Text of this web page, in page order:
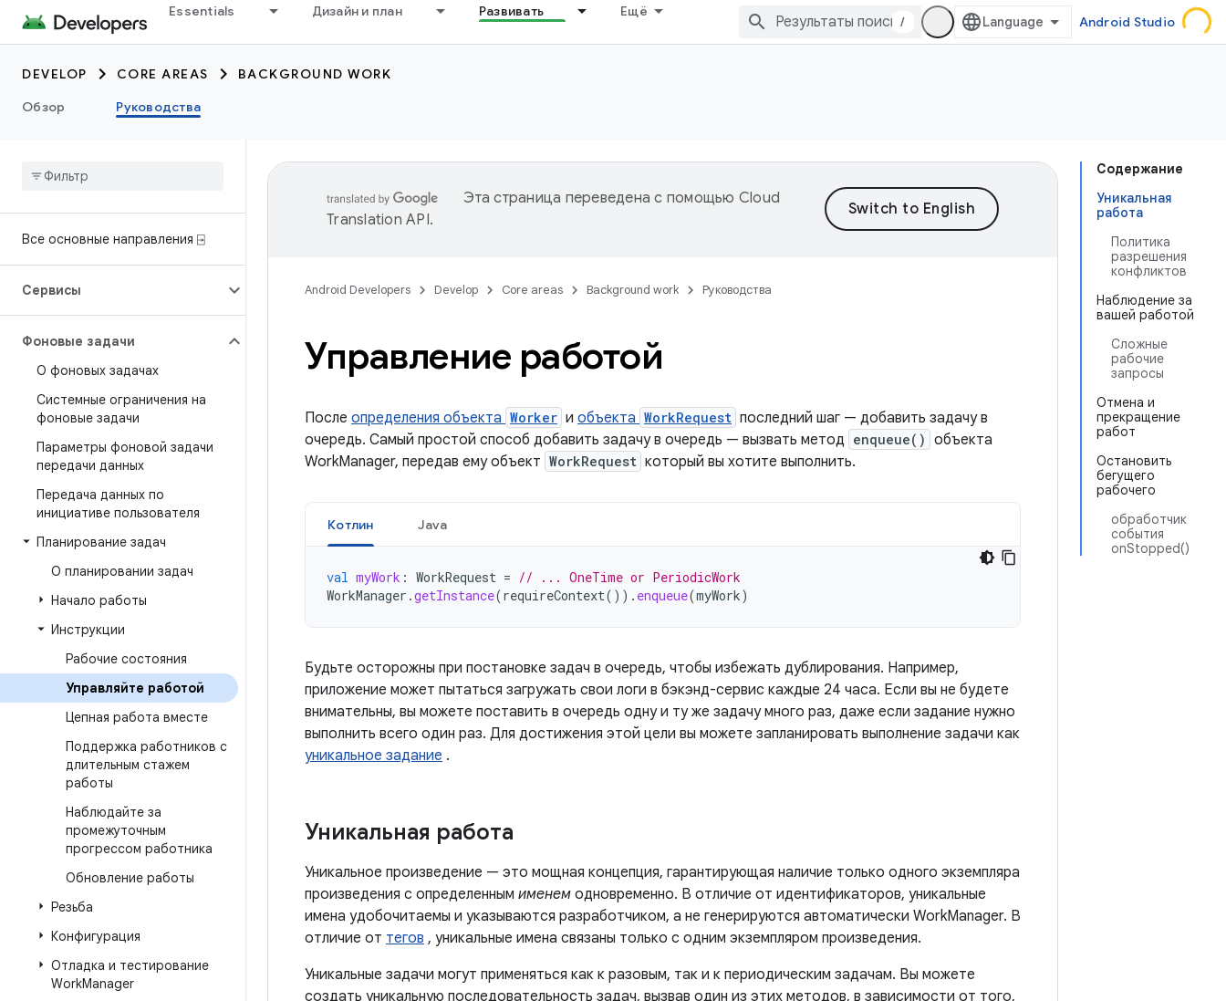
Essentials Дизайн и план Развивать Ещё
/ Android Studio
DEVELOP CORE AREAS
BACKGROUND WORK
Обзор
Руководства
Все основные направления ⍈
Сервисы
Фоновые задачи
О фоновых задачах
Системные ограничения на
фоновые задачи
Параметры фоновой задачи
передачи данных
Передача данных по
инициативе пользователя
Планирование задач
О планировании задач
Начало работы
Инструкции
Рабочие состояния
Управляйте работой
Цепная работа вместе
Поддержка работников с
длительным стажем
работы
Наблюдайте за
промежуточным
прогрессом работника
Обновление работы
Резьба
Конфигурация
Отладка и тестирование
WorkManager
Содержание
Уникальная
работа
Политика
разрешения
конфликтов
Наблюдение за
вашей работой
Сложные
рабочие
запросы
Отмена и
прекращение
работ
Остановить
бегущего
рабочего
обработчик
события
onStopped()
Эта страница переведена с помощью Cloud
Translation API.
Android Developers Develop Core areas Background work Руководства
Управление работой
После определения объекта Worker и объекта WorkRequest последний шаг — добавить задачу в
очередь. Самый простой способ добавить задачу в очередь — вызвать метод enqueue() объекта
WorkManager, передав ему объект WorkRequest который вы хотите выполнить.
Котлин Java
val myWork : WorkRequest = // ... OneTime or PeriodicWork
WorkManager .getInstance(requireContext()). enqueue(myWork)
Будьте осторожны при постановке задач в очередь, чтобы избежать дублирования. Например,
приложение может пытаться загружать свои логи в бэкэнд-сервис каждые 24 часа. Если вы не будете
внимательны, вы можете поставить в очередь одну и ту же задачу много раз, даже если задание нужно
выполнить всего один раз. Для достижения этой цели вы можете запланировать выполнение задачи как
уникальное задание .
Уникальная работа
Уникальное произведение — это мощная концепция, гарантирующая наличие только одного экземпляра
произведения с определенным именем одновременно. В отличие от идентификаторов, уникальные
имена удобочитаемы и указываются разработчиком, а не генерируются автоматически WorkManager. В
отличие от тегов , уникальные имена связаны только с одним экземпляром произведения.
Уникальные задачи могут применяться как к разовым, так и к периодическим задачам. Вы можете
создать уникальную последовательность задач, вызвав один из этих методов, в зависимости от того,